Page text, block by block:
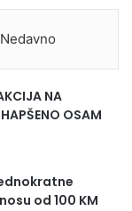
Nedavno
NA
OSAM
od 100 KM